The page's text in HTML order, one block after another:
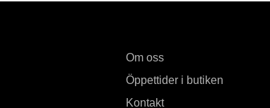
Om oss
Öppettider i butiken
Kontakt